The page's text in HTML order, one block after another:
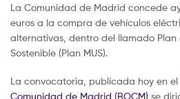
La Comunidad de Madrid concede
euros a la compra de vehículos
alternativas, dentro del llamado Plan
Sostenible (Plan MUS).
La convocatoria, publicada hoy en el
Comunidad de Madrid (BOCM) se